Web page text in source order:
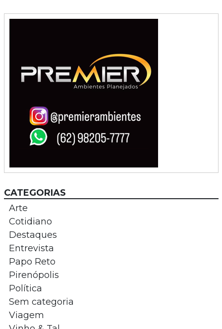
CATEGORIAS
Arte
Cotidiano
Destaques
Entrevista
Papo Reto
Pirenópolis
Política
Sem categoria
Viagem